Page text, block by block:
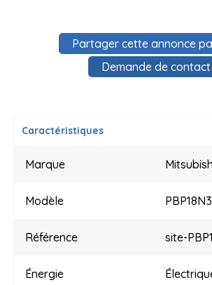
Demande de contact
Partager cette annonce
Caractéristiques
Marque
Modèle PBP18N3
Référence site-
Énergie